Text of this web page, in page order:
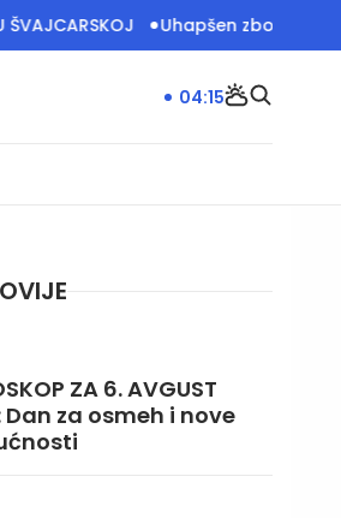
Uhapšen zbog sumnje da je
04:15
ZA 6. AVGUST
Dan za osmeh i nove